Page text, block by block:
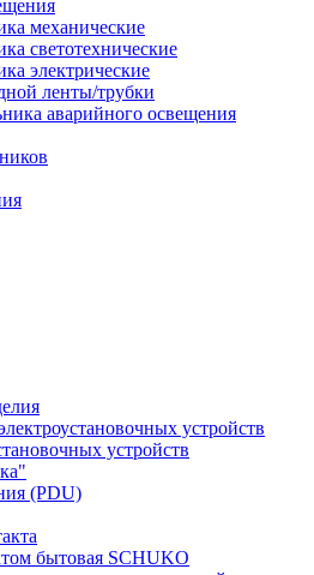
механические
светотехнические
электрические
ленты/трубки
аварийного освещения
устройств
устройств
(PDU)
бытовая SCHUKO